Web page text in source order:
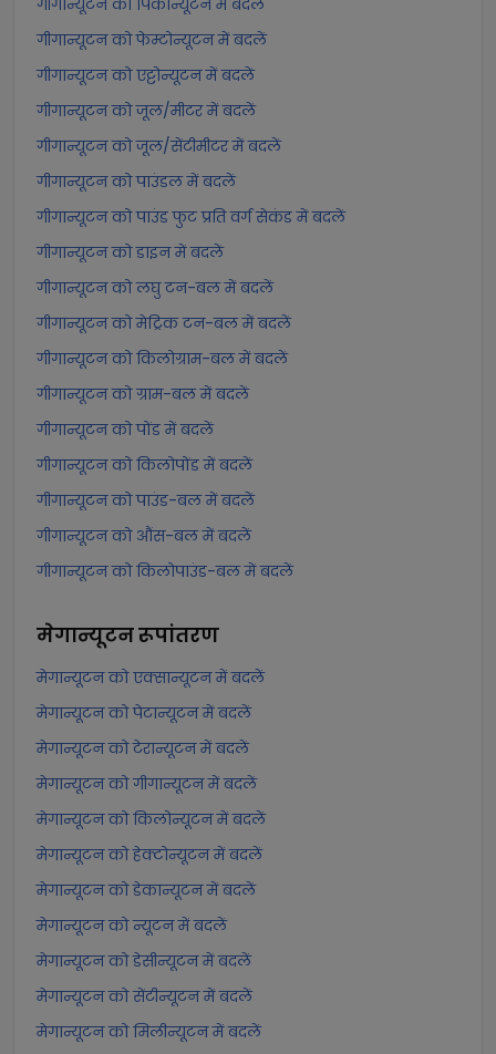
गीगान्यूटन को पिकोन्यूटन में बदलें
गीगान्यूटन को फेम्टोन्यूटन में बदलें
गीगान्यूटन को एट्टोन्यूटन में बदलें
गीगान्यूटन को जूल/मीटर में बदलें
गीगान्यूटन को जूल/सेंटीमीटर में बदलें
गीगान्यूटन को पाउंडल में बदलें
गीगान्यूटन को पाउंड फुट प्रति वर्ग सेकंड में बदलें
गीगान्यूटन को डाइन में बदलें
गीगान्यूटन को लघु टन-बल में बदलें
गीगान्यूटन को मेट्रिक टन-बल में बदलें
गीगान्यूटन को किलोग्राम-बल में बदलें
गीगान्यूटन को ग्राम-बल में बदलें
गीगान्यूटन को पोंड में बदलें
गीगान्यूटन को किलोपोंड में बदलें
गीगान्यूटन को पाउंड-बल में बदलें
गीगान्यूटन को औंस-बल में बदलें
गीगान्यूटन को किलोपाउंड-बल में बदलें
मेगान्यूटनरूपांतरण
मेगान्यूटन को एक्सान्यूटन में बदलें
मेगान्यूटन को पेटान्यूटन में बदलें
मेगान्यूटन को टेरान्यूटन में बदलें
मेगान्यूटन को गीगान्यूटन में बदलें
मेगान्यूटन को किलोन्यूटन में बदलें
मेगान्यूटन को हेक्टोन्यूटन में बदलें
मेगान्यूटन को डेकान्यूटन में बदलें
मेगान्यूटन को न्यूटन में बदलें
मेगान्यूटन को डेसीन्यूटन में बदलें
मेगान्यूटन को सेंटीन्यूटन में बदलें
मेगान्यूटन को मिलीन्यूटन में बदलें